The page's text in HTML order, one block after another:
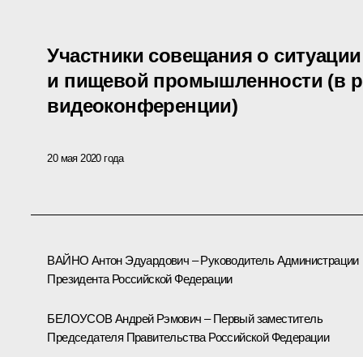
Участники совещания о
и пищевой промышленности (в
видеоконференции)
20 мая 2020 года
ВАЙНО Антон Эдуардович – Руководитель Администрации
Президента Российской Федерации
БЕЛОУСОВ Андрей Рэмович – Первый заместитель
Председателя Правительства Российской Федерации